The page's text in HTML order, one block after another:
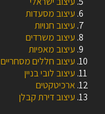
עיצוב מסעדות
עיצוב חנויות
עיצוב משרדים
עיצוב מאפיות
עיצוב חללים מסחריים
עיצוב לובי בניין
ארכיטקטים
עיצוב דירת קבלן